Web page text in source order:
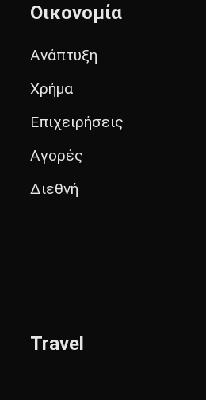
Οικονομία
Ανάπτυξη
Χρήμα
Επιχειρήσεις
Αγορές
Διεθνή
Travel